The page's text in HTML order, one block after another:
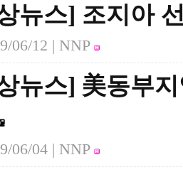
뉴스] 조지아
06/12 | NNP
뉴스] 美동부
06/04 | NNP